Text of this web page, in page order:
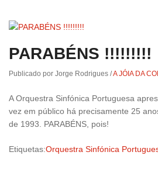
PARABÉNS !!!!!!!!!
Publicado por Jorge Rodrigues /A JÓIA DA
A Orquestra Sinfónica Portuguesa
vez em público há precisamente 25
de 1993. PARABÉNS, pois!
Etiquetas:Orquestra Sinfónica